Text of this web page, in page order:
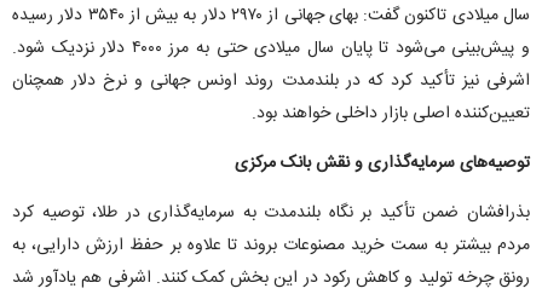
سال میلادی تاکنون گفت: بهای جهانی از ۲۹۷۰ دلار به بیش از ۳۵۴۰ دلار رسیده
و پیش‌بینی می‌شود تا پایان سال میلادی حتی به مرز ۴۰۰۰ دلار نزدیک شود.
اشرفی نیز تأکید کرد که در بلندمدت روند اونس جهانی و نرخ دلار همچنان
تعیین‌کننده اصلی بازار داخلی خواهند بود.
توصیه‌های سرمایه‌گذاری و نقش بانک مرکزی
بذرافشان ضمن تأکید بر نگاه بلندمدت به سرمایه‌گذاری در طلا، توصیه کرد
مردم بیشتر به سمت خرید مصنوعات بروند تا علاوه بر حفظ ارزش دارایی، به
رونق چرخه تولید و کاهش رکود در این بخش کمک کنند. اشرفی هم یادآور شد